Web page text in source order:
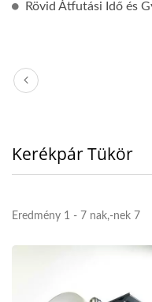
Rövid Átfutási Idő és
Kerékpár Tükör
Eredmény 1 - 7 nak,-nek 7